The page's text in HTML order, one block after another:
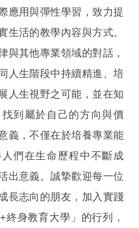
應用與彈性學習，致力提
生活的教學內容與方式。
與其他專業領域的對話，
人生階段中持續精進、培
人生視野之可能，並在知
到屬於自己的方向與價
義，不僅在於培養專業能
們在生命歷程中不斷成
出意義。誠摯歡迎每一位
長志向的朋友，加入實踐
終身教育大學」的行列，